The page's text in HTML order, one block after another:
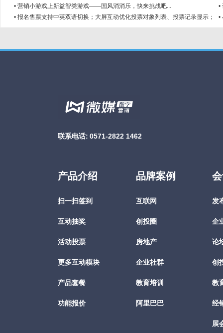
• 营销小游戏上新益智类游戏——国风消消乐，快来挑战吧... •
• 报名售票支持中英双语切换；大屏互动优化投票对象列表、投票记录显示；
•
联系电话: 0571-2822 1462
产品介绍
扫一扫签到
互动抽奖
活动投票
更多互动模块
产品套餐
功能报价
品牌案例
互联网
创投圈
房地产
企业社群
教育培训
阿里巴巴
发
企
论
创
教
经
展